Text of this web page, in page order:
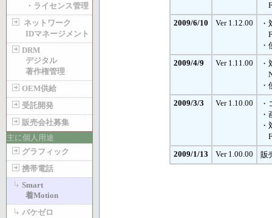
・ライセンス管理
ネットワーク
IDマネージメント
DRM
デジタル
著作権管理
OEM供給
受託開発
販売会社募集
主に個人用途
グラフィック
携帯電話
Smart
着Motion
パケゼロ
2009/6/10
Ver 1.12.00
2009/4/9
Ver 1.11.00
2009/3/3
Ver 1.10.00
2009/1/13
Ver 1.00.00 販